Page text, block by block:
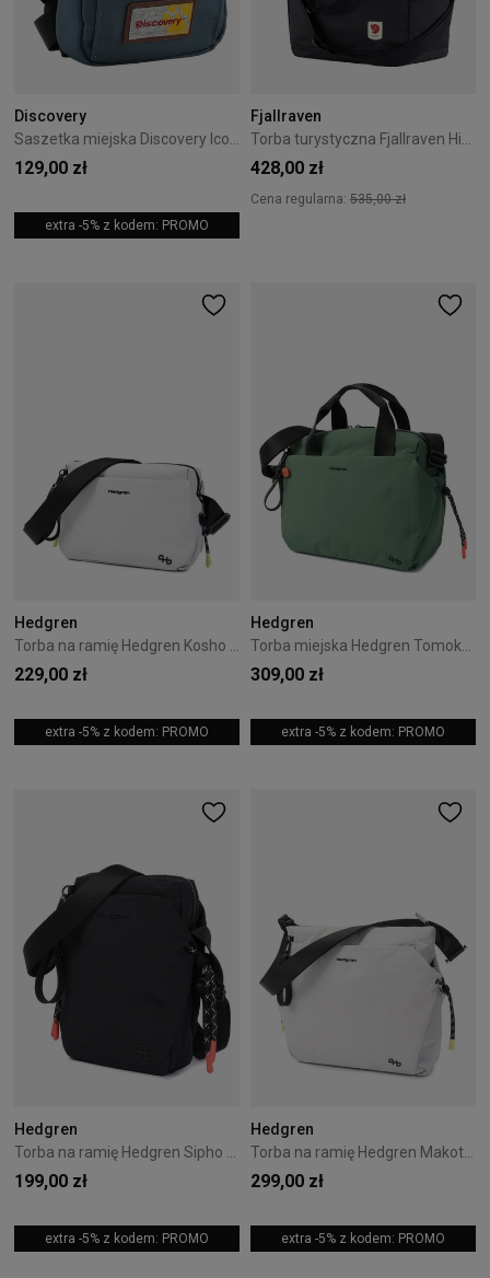
Discovery
129,00 zł
extra -5% z kodem: PROMO
Fjallraven
428,00 zł
Cena regularna: 535,00 zł
Hedgren
229,00 zł
extra -5% z kodem: PROMO
Hedgren
309,00 zł
extra -5% z kodem: PROMO
Hedgren
Torba na ramię Hedgren Sipho 1L Black
199,00 zł
extra -5% z kodem: PROMO
Hedgren
Torba na ramię Hedgren Makoto 15L Vaporous Grey
299,00 zł
extra -5% z kodem: PROMO